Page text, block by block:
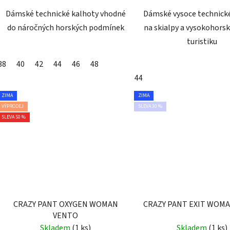
Dámské technické kalhoty vhodné
do náročných horských podmínek
40 42 44 46 48
Dámské vysoce
na skialpy a
turistiku
44
ZIMA
VÝPRODEJ
SLEVA 50 %
CRAZY PANT OXYGEN WOMAN
VENTO
ZIMA
SLEVA 30 %
CRAZY PANT EXIT